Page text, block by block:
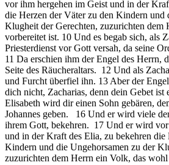
vor ihm hergehen im Geist und in der
die Herzen der Väter zu den Kindern und
Klugheit der Gerechten, zuzurichten dem
vorbereitet ist. 10 Und es begab sich, als
Priesterdienst vor Gott versah, da seine
11 Da erschien ihm der Engel des Herrn,
Seite des Räucheraltars. 12 Und als
und Furcht überfiel ihn. 13 Aber der
dich nicht, Zacharias, denn dein Gebet ist
Elisabeth wird dir einen Sohn gebären,
Johannes geben. 16 Und er wird viele
ihrem Gott, bekehren. 17 Und er wird
und in der Kraft des Elia, zu bekehren die
Kindern und die Ungehorsamen zu der
zuzurichten dem Herrn ein Volk, das